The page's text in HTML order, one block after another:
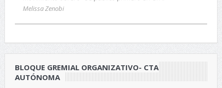
Melissa Zenobi
BLOQUE GREMIAL ORGANIZATIVO- CTA
AUTÓNOMA